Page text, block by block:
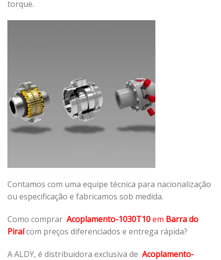
torque.
Contamos com uma equipe técnica para nacionalização
ou especificação e fabricamos sob medida.
Como comprar Acoplamento-1030T10em Barra do
Piraícom preços diferenciados e entrega rápida?
A ALDY, é distribuidora exclusiva de Acoplamento-